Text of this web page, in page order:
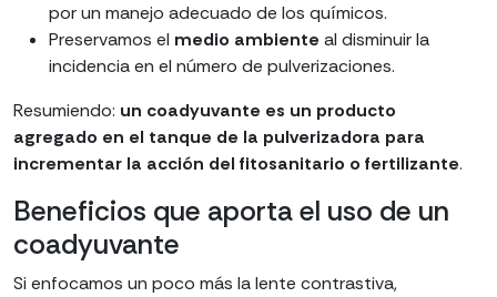
por un manejo adecuado de los químicos.
Preservamos el medio ambiente al disminuir la
incidencia en el número de pulverizaciones.
Resumiendo: un coadyuvante es un producto
agregado en el tanque de la pulverizadora para
incrementar la acción del fitosanitario o fertilizante.
Beneficios que aporta el uso de un
coadyuvante
Si enfocamos un poco más la lente contrastiva,